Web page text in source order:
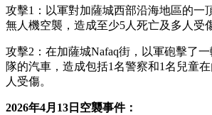
攻擊1：以軍對加薩城西部沿海地區的一
無人機空襲，造成至少5人死亡及多人受
攻擊2：在加薩城Nafaq街，以軍砲擊了
隊的汽車，造成包括1名警察和1名兒童
人受傷。
2026年4月13日空襲事件：